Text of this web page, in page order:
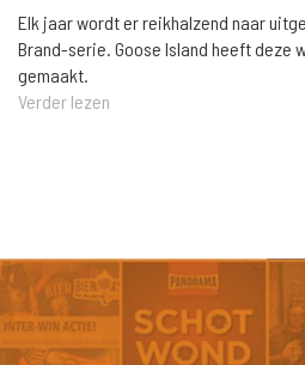
Elk jaar wordt er reikhalzend naar
Brand-serie. Goose Island heeft deze
gemaakt.
Verder lezen